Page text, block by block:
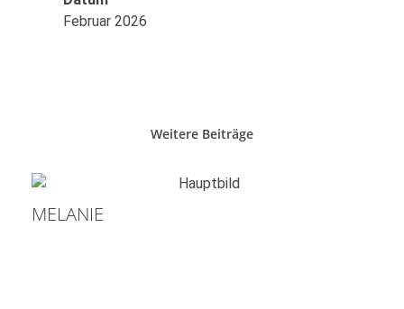
Februar 2026
Weitere Beiträge
MELANIE